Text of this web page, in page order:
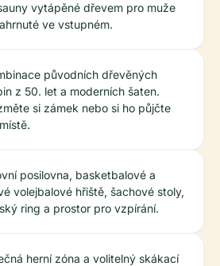
vytápěné dřevem pro muže
ve vstupném.
původních dřevěných
z 50. let a moderních šaten.
si zámek nebo si ho půjčte
posilovna, basketbalové a
volejbalové hřiště, šachové stoly,
ring a prostor pro vzpírání.
herní zóna a volitelný skákací